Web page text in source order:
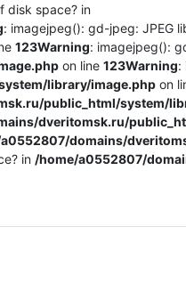
disk space? in
: imagejpeg(): gd-jpeg: JPEG
123Warning: imagejpeg():
on line 123Warning:
library/image.php on
public_html/system/
dveritomsk.ru/
domains/
in /home/a0552807/